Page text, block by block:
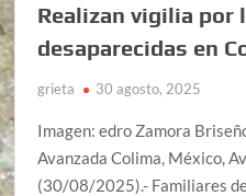
Realizan vigilia por
desaparecidas en
grieta 30 agosto, 2025
Imagen: edro Zamora
Avanzada Colima, México,
(30/08/2025).- Familiares